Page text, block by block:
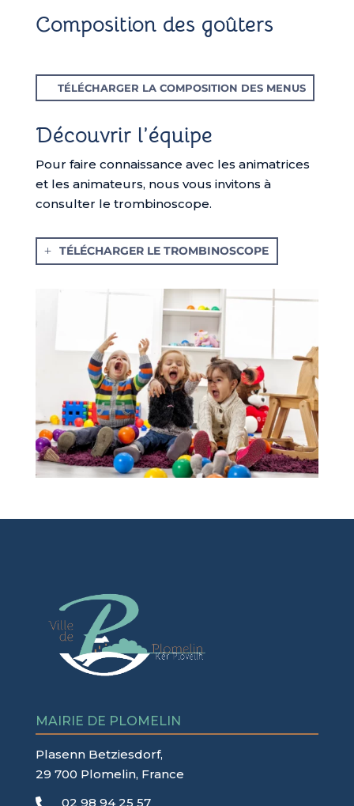
Composition des goûters
TÉLÉCHARGER LA COMPOSITION DES MENUS
Découvrir l’équipe
Pour faire connaissance avec les animatrices
et les animateurs, nous vous invitons à
consulter le trombinoscope.
TÉLÉCHARGER LE TROMBINOSCOPE
MAIRIE DE PLOMELIN
Plasenn Betziesdorf,
29 700 Plomelin, France
02 98 94 25 57